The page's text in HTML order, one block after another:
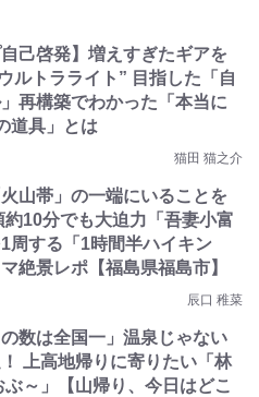
自己啓発】増えすぎたギアを
ルトラライト” 目指した「自
再構築でわかった「本当に
道具」とは
猫田 猫之介
山帯」の一端にいることを
約10分でも大迫力「吾妻小富
周する「1時間半ハイキン
絶景レポ【福島県福島市】
辰口 稚菜
の数は全国一」温泉じゃない
上高地帰りに寄りたい「林
～」【山帰り、今日はどこ